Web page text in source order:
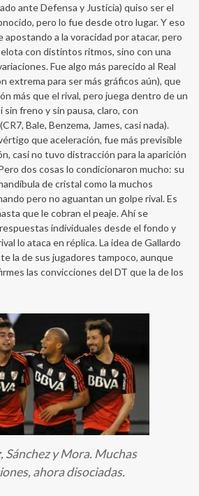
ante Defensa y Justicia) quiso ser el
pero lo fue desde otro lugar. Y eso
apostando a la voracidad por atacar, pero
con distintos ritmos, sino con una
Fue algo más parecido al Real
extrema para ser más gráficos aún), que
más que el rival, pero juega dentro de un
freno y sin pausa, claro, con
Bale, Benzema, James, casi nada).
que aceleración, fue más previsible
casi no tuvo distracción para la aparición
dos cosas lo condicionaron mucho: su
de cristal como la muchos
pero no aguantan un golpe rival. Es
que le cobran el peaje. Ahí se
individuales desde el fondo y
lo ataca en réplica. La idea de Gallardo
la de sus jugadores tampoco, aunque
las convicciones del DT que la de los
Sánchez y Mora. Muchas
ahora disociadas.